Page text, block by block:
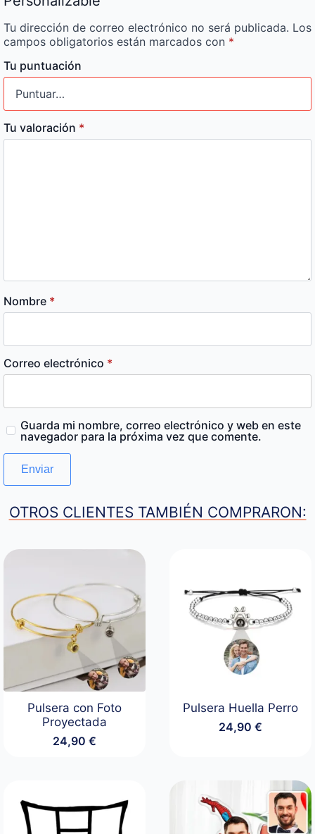
Tu dirección de correo electrónico no será publicada. Los
campos obligatorios están marcados con *
Tu puntuación
Tu valoración *
Nombre *
Correo electrónico *
Guarda mi nombre, correo electrónico y web en este
navegador para la próxima vez que comente.
OTROS CLIENTES TAMBIÉN COMPRARON:
Pulsera con Foto
Proyectada
24,90€
Pulsera Huella Perro
24,90 €